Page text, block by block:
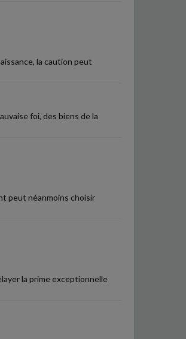
la caution peut
foi, des biens de la
peut néanmoins choisir
la prime exceptionnelle